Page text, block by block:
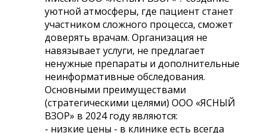
уютной атмосферы, где пациент станет
участником сложного процесса, сможет
доверять врачам. Организация не
навязывает услуги, не предлагает
ненужные препараты и дополнительные
неинформативные обследования.
Основными преимуществами
(стратегическими целями) ООО «ЯСНЫЙ
ВЗОР» в 2024 году являются:
- низкие цены - в клинике есть всегда